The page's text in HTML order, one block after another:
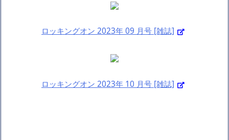
ロッキングオン 2023年 09 月号 [雑誌]
ロッキングオン 2023年 10 月号 [雑誌]